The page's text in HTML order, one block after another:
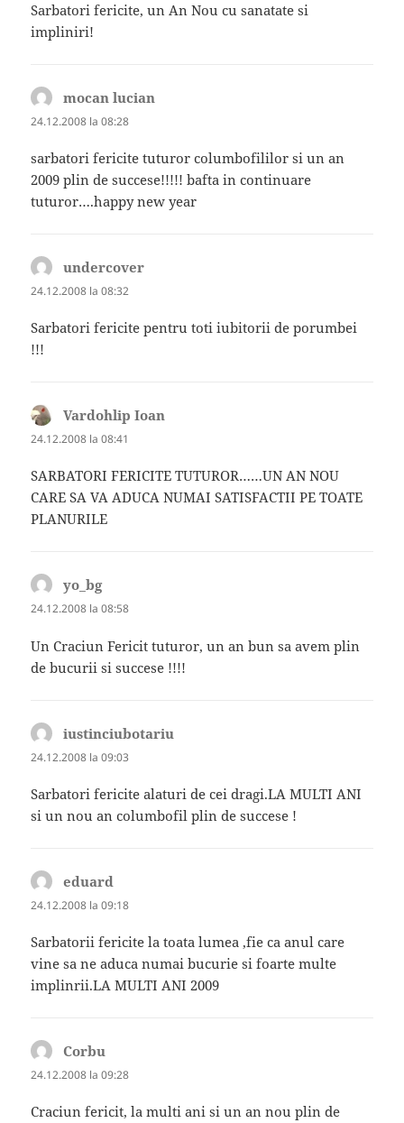
Sarbatori fericite, un An Nou cu sanatate si
impliniri!
mocan lucian
24.12.2008 la 08:28
sarbatori fericite tuturor columbofililor si un an
2009 plin de succese!!!!! bafta in continuare
tuturor….happy new year
undercover
24.12.2008 la 08:32
Sarbatori fericite pentru toti iubitorii de porumbei
!!!
Vardohlip Ioan
24.12.2008 la 08:41
SARBATORI FERICITE TUTUROR……UN AN NOU
CARE SA VA ADUCA NUMAI SATISFACTII PE TOATE
PLANURILE
yo_bgspune:
24.12.2008 la 08:58
Un Craciun Fericit tuturor, un an bun sa avem plin
de bucurii si succese !!!!
iustinciubotariu
24.12.2008 la 09:03
Sarbatori fericite alaturi de cei dragi.LA MULTI ANI
si un nou an columbofil plin de succese !
eduard
24.12.2008 la 09:18
Sarbatorii fericite la toata lumea ,fie ca anul care
vine sa ne aduca numai bucurie si foarte multe
implinrii.LA MULTI ANI 2009
Corbu
24.12.2008 la 09:28
Craciun fericit, la multi ani si un an nou plin de